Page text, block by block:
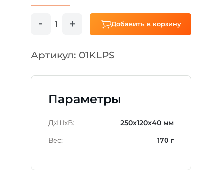
Добавить в корзину
Артикул: 01KLPS
Параметры
ДxШxВ:
250x120x40 мм
Вес:
170 г